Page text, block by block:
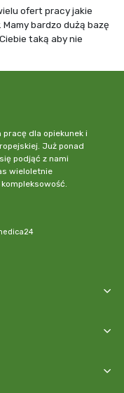
ofert pracy jakie
bardzo dużą bazę
taką aby nie
dla opiekunek i
Już ponad
podjąć z nami
wieloletnie